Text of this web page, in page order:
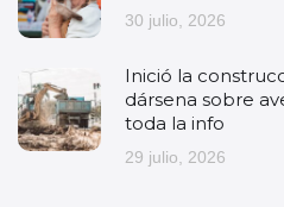
30 julio, 2026
Inició la
dársena sobre
toda la info
29 julio, 2026